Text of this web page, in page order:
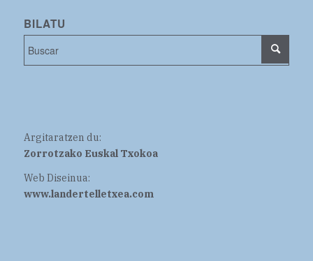
BILATU
Argitaratzen du:
Zorrotzako Euskal Txokoa
Web Diseinua:
www.landertelletxea.com